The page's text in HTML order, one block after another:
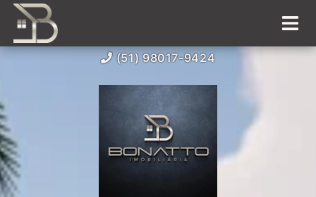
(51) 98017-9424